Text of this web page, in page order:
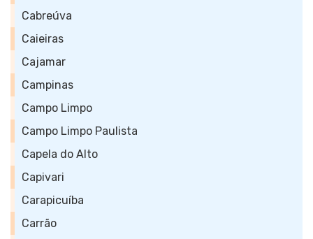
Cabreúva
Caieiras
Cajamar
Campinas
Campo Limpo
Campo Limpo Paulista
Capela do Alto
Capivari
Carapicuíba
Carrão